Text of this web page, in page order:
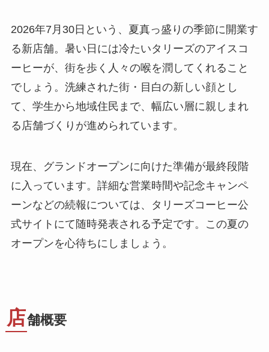
2026年7月30日という、夏真っ盛りの季節に開業す
る新店舗。暑い日には冷たいタリーズのアイスコ
ーヒーが、街を歩く人々の喉を潤してくれること
でしょう。洗練された街・目白の新しい顔とし
て、学生から地域住民まで、幅広い層に親しまれ
る店舗づくりが進められています。
現在、グランドオープンに向けた準備が最終段階
に入っています。詳細な営業時間や記念キャンペ
ーンなどの続報については、タリーズコーヒー公
式サイトにて随時発表される予定です。この夏の
オープンを心待ちにしましょう。
店舗概要